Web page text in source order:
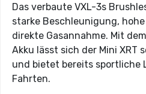
Das verbaute VXL-3s
starke Beschleunigung,
direkte Gasannahme. Mit
Akku lässt sich der Mini XRT
und bietet bereits sportliche
Fahrten.